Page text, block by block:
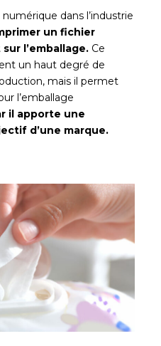
dans l’industrie
un fichier
l’emballage. Ce
un haut degré de
mais il permet
l’emballage
il apporte une
d’une marque.